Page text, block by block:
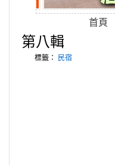
首頁
第八輯
標籤： 民宿